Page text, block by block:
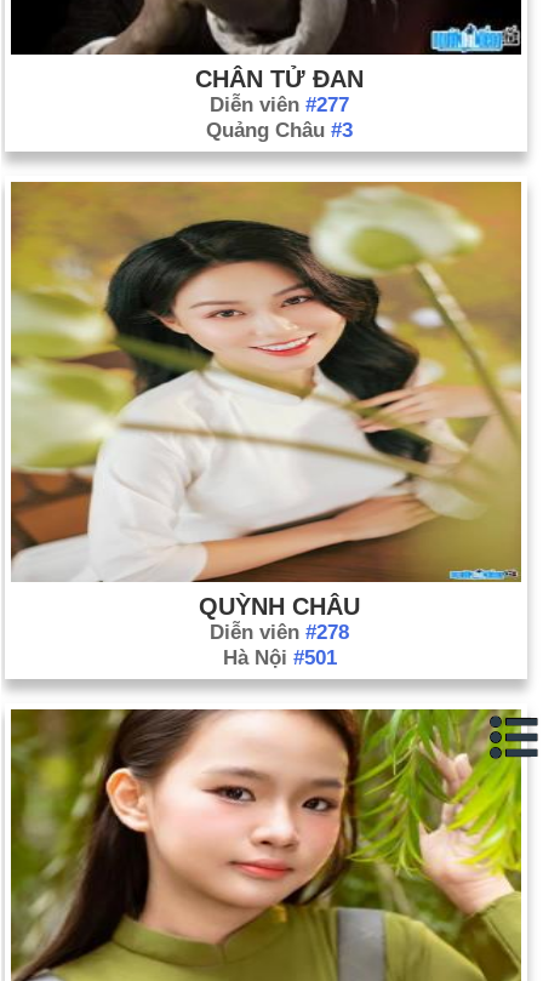
CHÂN TỬ ĐAN
Diễn viên #277
Quảng Châu #3
QUỲNH CHÂU
Diễn viên #278
Hà Nội #501